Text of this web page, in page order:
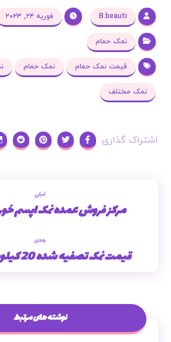
B.beauti فوریه ۲۴, ۲۰۲۳
نمک حمام
قیمت نمک حمام نمک حمام
نمک مختلف
قبلی
مرکز فروش عمده نمک اپسم
بعدی
قیمت نمک تصفیه شده 20 کیلویی سودمند
نوشته های مرتبط